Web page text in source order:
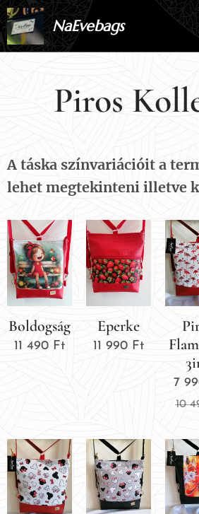
NaEvebags
Piros
A táska színvariációit a
lehet megtekinteni illetve
Boldogság
11 490 Ft
Eperke
11 990 Ft
7
10